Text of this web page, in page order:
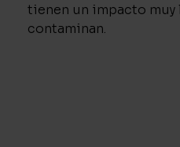
tienen un impacto muy
contaminan.